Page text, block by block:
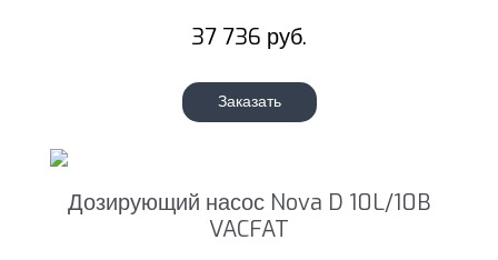
37 736 руб.
Заказать
Дозирующий насос Nova D 10L/10B
VACFAT